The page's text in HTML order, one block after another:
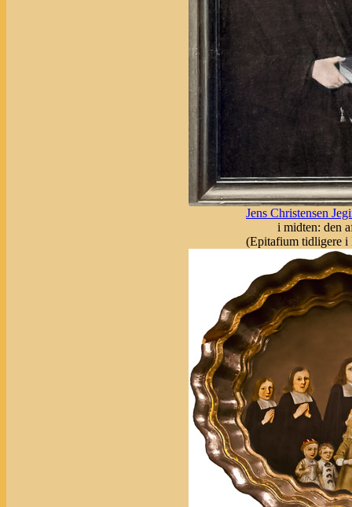
Jens Christensen
i midten: den
(Epitafium tidligere i